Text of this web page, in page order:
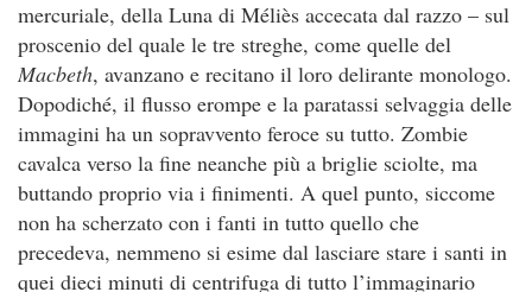
mercuriale, della Luna di Méliès accecata dal razzo – sul
proscenio del quale le tre streghe, come quelle del
Macbeth, avanzano e recitano il loro delirante monologo.
Dopodiché, il flusso erompe e la paratassi selvaggia delle
immagini ha un sopravvento feroce su tutto. Zombie
cavalca verso la fine neanche più a briglie sciolte, ma
buttando proprio via i finimenti. A quel punto, siccome
non ha scherzato con i fanti in tutto quello che
precedeva, nemmeno si esime dal lasciare stare i santi in
quei dieci minuti di centrifuga di tutto l’immaginario